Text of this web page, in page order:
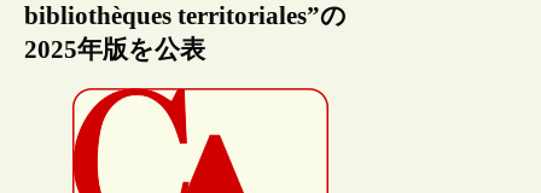
bibliothèques territoriales”の
2025年版を公表